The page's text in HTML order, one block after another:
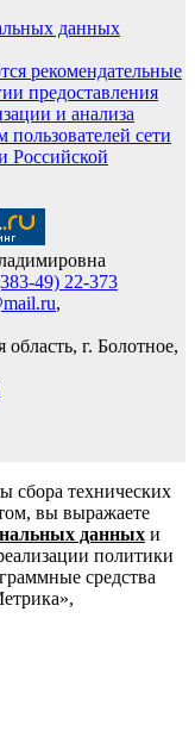
данных
рекомендательные
предоставления
и анализа
сети
Российской
49) 22-373
,
г. Болотное,
сбора технических
вы выражаете
данных и
политики
средства